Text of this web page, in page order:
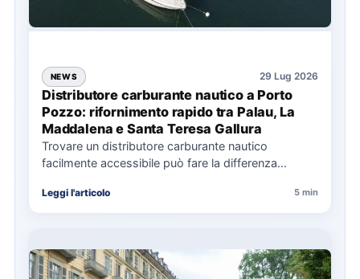
NEWS 29 Lug 2026
Distributore carburante nautico a Porto
Pozzo: rifornimento rapido tra Palau, La
Maddalena e Santa Teresa Gallura
Trovare un distributore carburante nautico
facilmente accessibile può fare la differenza
soprattutto…
Leggi l'articolo 5 min